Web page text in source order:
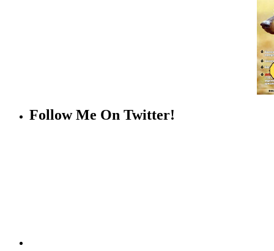
Follow Me On Twitter!